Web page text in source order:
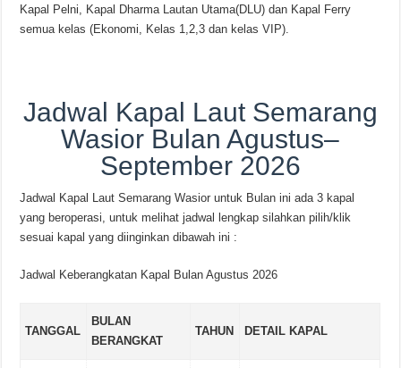
Kapal Pelni, Kapal Dharma Lautan Utama(DLU) dan Kapal Ferry
semua kelas (Ekonomi, Kelas 1,2,3 dan kelas VIP).
Jadwal Kapal Laut Semarang
Wasior Bulan Agustus–
September 2026
Jadwal Kapal Laut Semarang Wasior untuk Bulan ini ada 3 kapal
yang beroperasi, untuk melihat jadwal lengkap silahkan pilih/klik
sesuai kapal yang diinginkan dibawah ini :
Jadwal Keberangkatan Kapal Bulan Agustus 2026
TANGGAL
BULAN
BERANGKAT
TAHUN DETAIL KAPAL